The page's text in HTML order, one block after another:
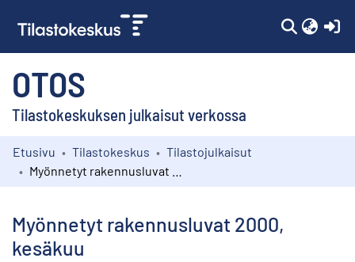
OTOS
Tilastokeskuksen julkaisut verkossa
Kokoelmat
Etusivu Tilastokeskus
Tilastojulkaisut
Myönnetyt rakennusluvat 2000,
kesäkuu